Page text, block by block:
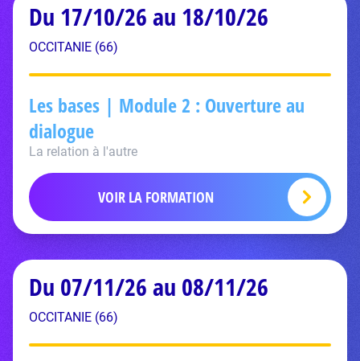
Du 17/10/26 au 18/10/26
OCCITANIE (66)
Les bases | Module 2 : Ouverture au
dialogue
La relation à l'autre
VOIR LA FORMATION
Du 07/11/26 au 08/11/26
OCCITANIE (66)